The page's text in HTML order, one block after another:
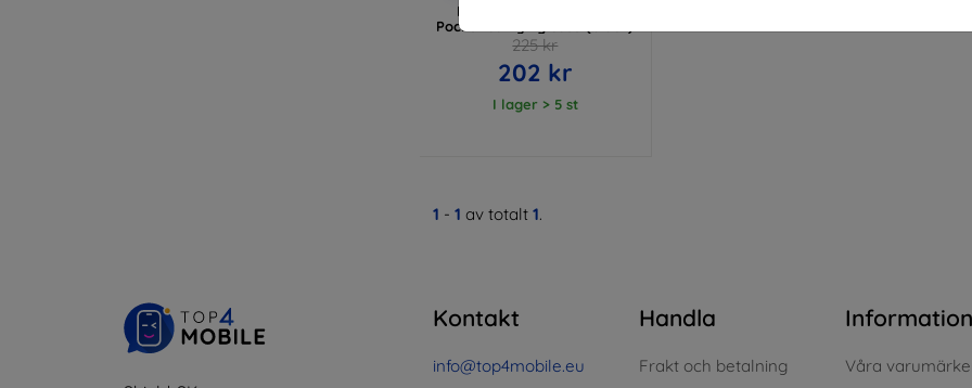
PULUZ DJI Mini / Osmo
Pocket carrying case (black)
225 kr
202 kr
I lager > 5 st
1 - 1 av totalt 1.
Kontakt
info@top4mobile.eu
Handla
Frakt och betalning
Information
Våra